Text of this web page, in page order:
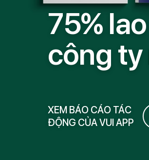
75% lao
công ty
XEM BÁO CÁO TÁC
ĐỘNG CỦA VUI APP